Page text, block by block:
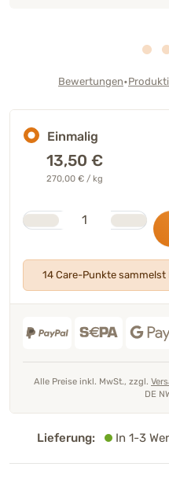
Bewertungen•
Einmalig
13,50 €
270,00 € / kg
Anzahl
14 Care-Punkte
Alle Preise inkl. MwSt., zzgl.
DE
Lieferung: In 1-3